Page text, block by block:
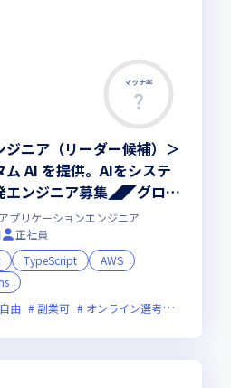
マッチ率
ニア（リーダー候補）＞
AI を提供。AIをシステ
エンジニア募集◢◤グロー
ートOK◢◤
プリケーションエンジニア
正社員
TypeScript
AWS
由 副業可 オンライン選考可